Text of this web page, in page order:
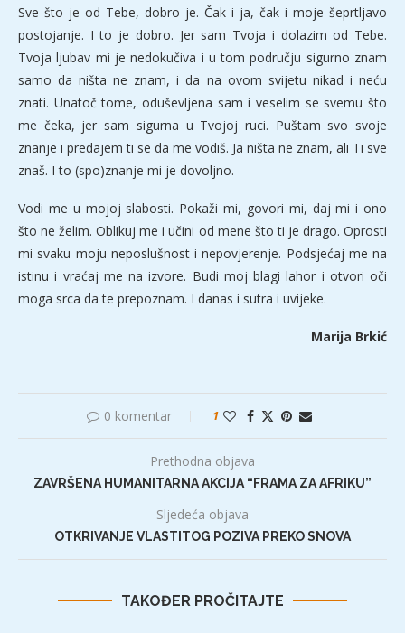
Sve što je od Tebe, dobro je. Čak i ja, čak i moje šeprtljavo
postojanje. I to je dobro. Jer sam Tvoja i dolazim od Tebe.
Tvoja ljubav mi je nedokučiva i u tom području sigurno znam
samo da ništa ne znam, i da na ovom svijetu nikad i neću
znati. Unatoč tome, oduševljena sam i veselim se svemu što
me čeka, jer sam sigurna u Tvojoj ruci. Puštam svo svoje
znanje i predajem ti se da me vodiš. Ja ništa ne znam, ali Ti sve
znaš. I to (spo)znanje mi je dovoljno.
Vodi me u mojoj slabosti. Pokaži mi, govori mi, daj mi i ono
što ne želim. Oblikuj me i učini od mene što ti je drago. Oprosti
mi svaku moju neposlušnost i nepovjerenje. Podsjećaj me na
istinu i vraćaj me na izvore. Budi moj blagi lahor i otvori oči
moga srca da te prepoznam. I danas i sutra i uvijeke.
Marija Brkić
0 komentar 1
Prethodna objava
ZAVRŠENA HUMANITARNA AKCIJA “FRAMA ZA AFRIKU”
Sljedeća objava
OTKRIVANJE VLASTITOG POZIVA PREKO SNOVA
TAKOĐER PROČITAJTE